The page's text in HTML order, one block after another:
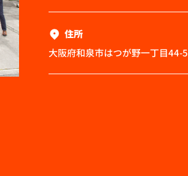
住所
大阪府和泉市はつが野一丁目44-5